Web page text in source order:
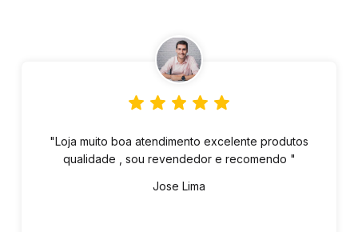
"Loja muito boa atendimento excelente produtos
qualidade , sou revendedor e recomendo "
Jose Lima